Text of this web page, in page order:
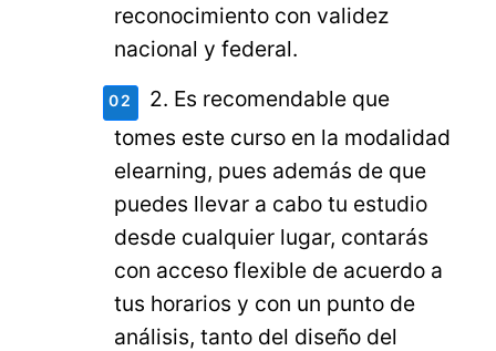
reconocimiento con validez
nacional y federal.
2. Es recomendable que
tomes este curso en la modalidad
elearning, pues además de que
puedes llevar a cabo tu estudio
desde cualquier lugar, contarás
con acceso flexible de acuerdo a
tus horarios y con un punto de
análisis, tanto del diseño del